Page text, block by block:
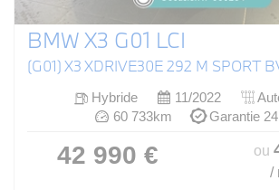
BMW X3 G01 LCI
(G01) X3 XDRIVE30E 292 M SPORT
Hybride 11/2022
60 733km
Garantie
42 990 € ou
/